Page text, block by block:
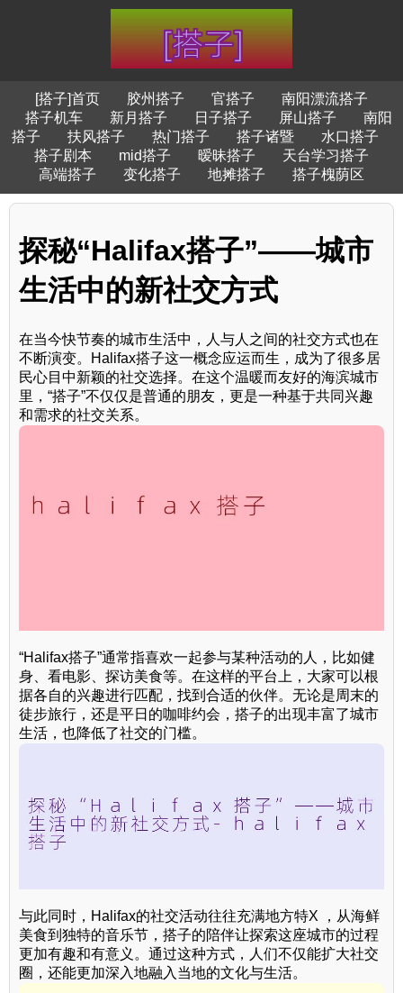
[搭子]首页 胶州搭子 官搭子
南阳漂流搭子
搭子机车
新月搭子 日子搭子 屏山搭子
南阳
搭子
扶风搭子 热门搭子 搭子诸暨
水口搭子
搭子剧本
mid搭子 暧昧搭子
天台学习搭子
高端搭子
变化搭子 地摊搭子 搭子槐荫区
探秘“Halifax搭子”——城市
生活中的新社交方式
在当今快节奏的城市生活中，人与人之间的社交方式也在
不断演变。Halifax搭子这一概念应运而生，成为了很多居
民心目中新颖的社交选择。在这个温暖而友好的海滨城市
里，“搭子”不仅仅是普通的朋友，更是一种基于共同兴趣
和需求的社交关系。
“Halifax搭子”通常指喜欢一起参与某种活动的人，比如健
身、看电影、探访美食等。在这样的平台上，大家可以根
据各自的兴趣进行匹配，找到合适的伙伴。无论是周末的
徒步旅行，还是平日的咖啡约会，搭子的出现丰富了城市
生活，也降低了社交的门槛。
与此同时，Halifax的社交活动往往充满地方特X ，从海鲜
美食到独特的音乐节，搭子的陪伴让探索这座城市的过程
更加有趣和有意义。通过这种方式，人们不仅能扩大社交
圈，还能更加深入地融入当地的文化与生活。